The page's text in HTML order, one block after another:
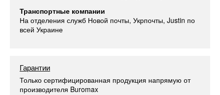
Транспортные компании
На отделения служб Новой почты, Укрпочты, Justin по
всей Украине
Гарантии
Только сертифицированная продукция напрямую от
производителя Buromax